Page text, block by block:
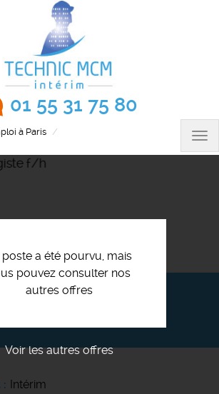
01 55 31 75 80
à Paris
poste a été pourvu, mais
pouvez consulter nos
autres offres
Voir les autres offres
CHAUFFAGISTE F/H
Intérim